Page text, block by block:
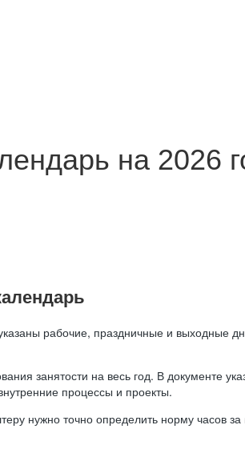
на 2026
рабочие, праздничные и выходные
занятости на весь год. В
процессы и проекты.
нужно точно определить норму часов